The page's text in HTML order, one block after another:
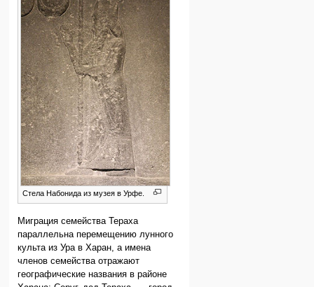
Стела Набонида из музея в Урфе.
Миграция семейства Тераха
параллельна перемещению лунного
культа из Ура в Харан, а имена
членов семейства отражают
географические названия в районе